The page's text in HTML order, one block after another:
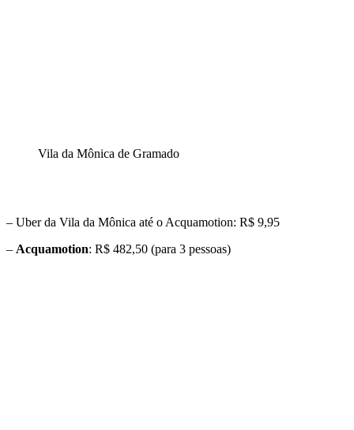
Vila da Mônica de Gramado
– Uber da Vila da Mônica até o Acquamotion: R$ 9,95
– Acquamotion: R$ 482,50 (para 3 pessoas)